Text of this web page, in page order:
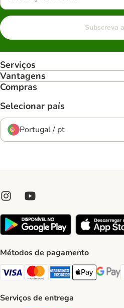
Subscreva
Serviços
Vantagens
Compras
Selecionar país
Portugal / pt
Métodos de pagamento
Visa Payment Method
Mastercard Payment Method
American Express
Apple PayGoogle
Serviços de entrega